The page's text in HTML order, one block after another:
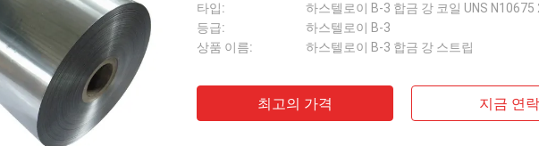
타입:
하스텔로이 B-3 합금 강 코일 UNS N10675
등급:
하스텔로이 B-3
상품 이름:
하스텔로이 B-3 합금 강 스트립
최고의 가격 지금 연락